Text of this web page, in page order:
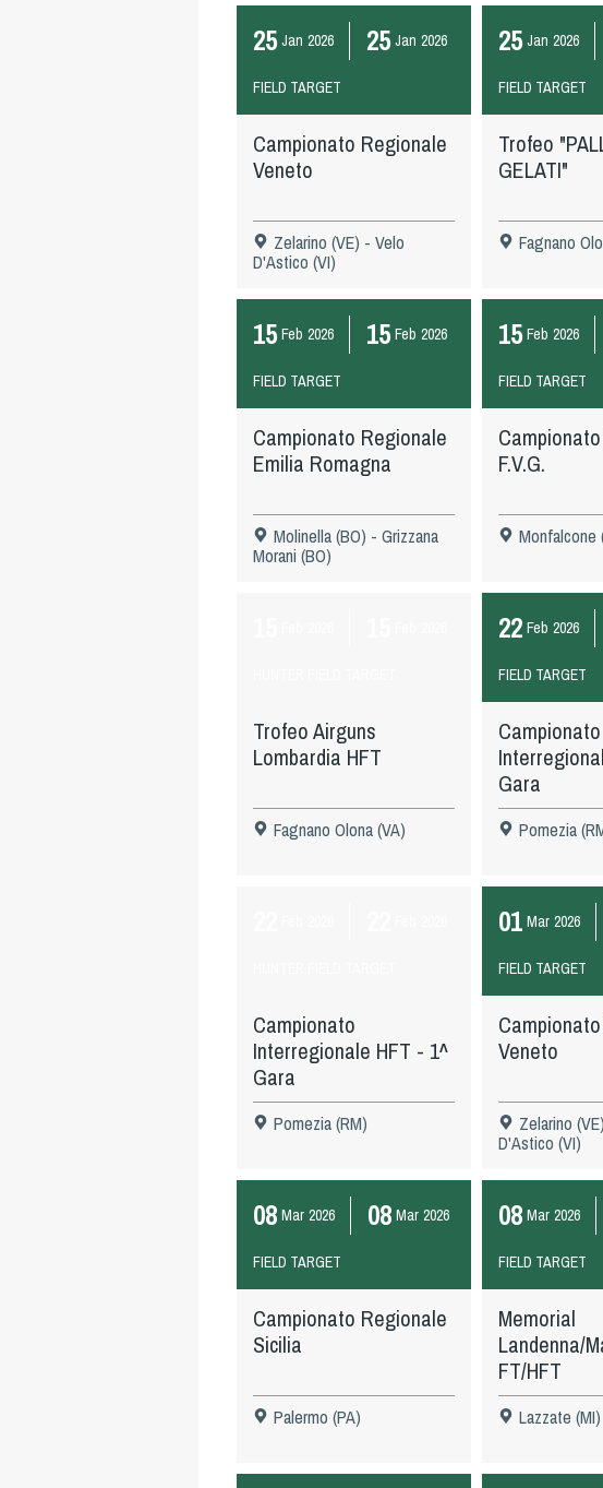
25 Jan 2026 25 Jan 2026
FIELD TARGET
Campionato Regionale
Veneto
Zelarino (VE) - Velo
D'Astico (VI)
25 Jan 2026
FIELD TARGET
Trofeo
GELATI"
Fagnano
15 Feb 2026 15 Feb 2026
FIELD TARGET
Campionato Regionale
Emilia Romagna
Molinella (BO) - Grizzana
Morani (BO)
15 Feb 2026
FIELD TARGET
F.V.G.
Monfalcone
Trofeo Airguns
Lombardia HFT
Fagnano Olona (VA)
22 Feb 2026
FIELD TARGET
Campionato
Gara
Pomezia
Campionato
Interregionale HFT - 1^
Gara
Pomezia (RM)
01 Mar 2026
FIELD TARGET
Veneto
Zelarino
D'Astico (VI)
08 Mar 2026 08 Mar 2026
FIELD TARGET
Campionato Regionale
Sicilia
Palermo (PA)
08 Mar 2026
FIELD TARGET
Memorial
Landenna/
FT/HFT
Lazzate (MI)